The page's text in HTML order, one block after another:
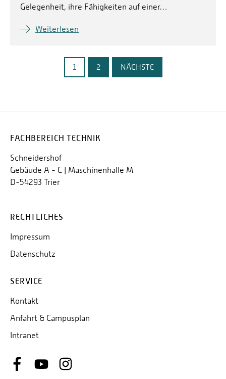
Gelegenheit, ihre Fähigkeiten auf einer…
Weiterlesen
1 2 NÄCHSTE
FACHBEREICH TECHNIK
Schneidershof
Gebäude A - C | Maschinenhalle M
D-54293 Trier
RECHTLICHES
Impressum
Datenschutz
SERVICE
Kontakt
Anfahrt & Campusplan
Intranet